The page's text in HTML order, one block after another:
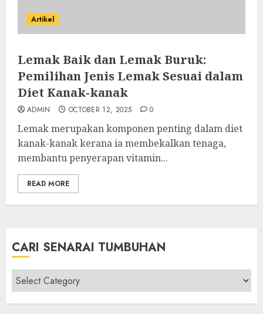
Artikel
Lemak Baik dan Lemak Buruk:
Pemilihan Jenis Lemak Sesuai dalam
Diet Kanak-kanak
ADMIN OCTOBER 12, 2025 0
Lemak merupakan komponen penting dalam diet
kanak-kanak kerana ia membekalkan tenaga,
membantu penyerapan vitamin...
READ MORE
CARI SENARAI TUMBUHAN
Cari
Senarai
Tumbuhan